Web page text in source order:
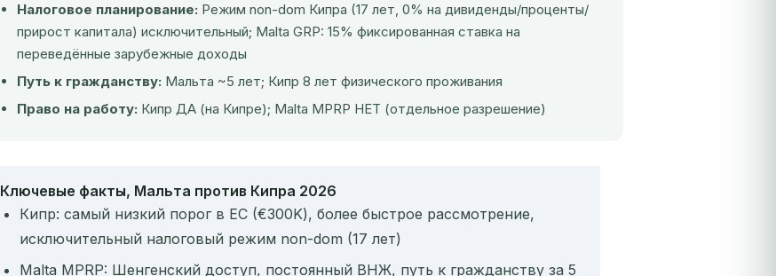
Налоговое планирование: Режим non-dom Кипра (17 лет, 0% на дивиденды/проценты/
прирост капитала) исключительный; Malta GRP: 15% фиксированная ставка на
переведённые зарубежные доходы
Путь к гражданству: Мальта ~5 лет; Кипр 8 лет физического проживания
Право на работу: Кипр ДА (на Кипре); Malta MPRP НЕТ (отдельное разрешение)
Ключевые факты, Мальта против Кипра 2026
Кипр: самый низкий порог в ЕС (€300K), более быстрое рассмотрение,
исключительный налоговый режим non-dom (17 лет)
Malta MPRP: Шенгенский доступ, постоянный ВНЖ, путь к гражданству за 5